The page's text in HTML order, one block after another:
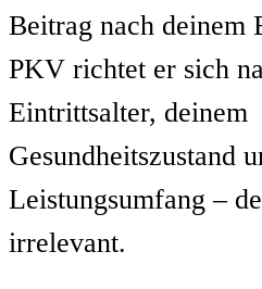
Beitrag nach deinem
PKV richtet er sich
Eintrittsalter, deinem
Gesundheitszustand
Leistungsumfang –
irrelevant.